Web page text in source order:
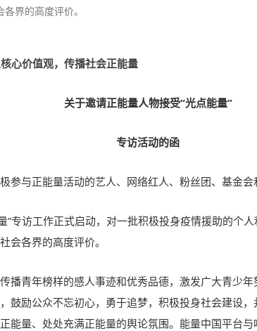
界的高度评价。
心价值观，传播社会正能量
关于邀请正能量人物接受“光点能量”
专访活动的函
参与正能量活动的艺人、网络红人、粉丝团、基金会
”专访工作正式启动，对一批积极投身疫情援助的个
会各界的高度评价。
播青年榜样的感人事迹和优秀品德，激发广大青少
鼓励公众不忘初心，勇于追梦，积极投身社会建设
能量、处处充满正能量的舆论氛围。能量中国平台